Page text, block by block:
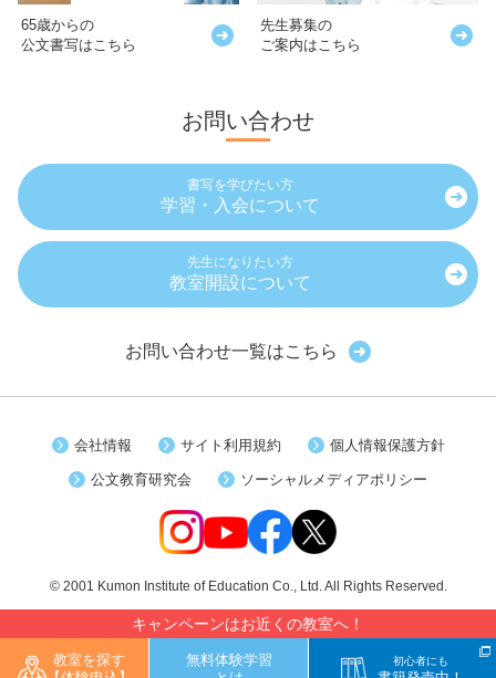
キャンペーンはお近くの教室へ！
教室を探す
無料体験学習
初心者にも
65歳からの
公文書写はこちら
先生募集の
ご案内はこちら
お問い合わせ
書写を学びたい方
学習・入会について
先生になりたい方
教室開設について
お問い合わせ一覧はこちら
会社情報 サイト利用規約 個人情報保護方針
公文教育研究会 ソーシャルメディアポリシー
© 2001 Kumon Institute of Education Co., Ltd. All Rights Reserved.